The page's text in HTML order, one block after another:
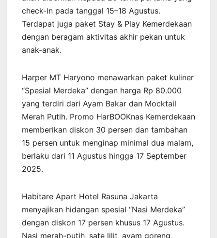
check-in pada tanggal 15–18 Agustus.
Terdapat juga paket Stay & Play Kemerdekaan
dengan beragam aktivitas akhir pekan untuk
anak-anak.
Harper MT Haryono menawarkan paket kuliner
“Spesial Merdeka” dengan harga Rp 80.000
yang terdiri dari Ayam Bakar dan Mocktail
Merah Putih. Promo HarBOOKnas Kemerdekaan
memberikan diskon 30 persen dan tambahan
15 persen untuk menginap minimal dua malam,
berlaku dari 11 Agustus hingga 17 September
2025.
Habitare Apart Hotel Rasuna Jakarta
menyajikan hidangan spesial “Nasi Merdeka”
dengan diskon 17 persen khusus 17 Agustus.
Nasi merah-putih, sate lilit, ayam goreng,